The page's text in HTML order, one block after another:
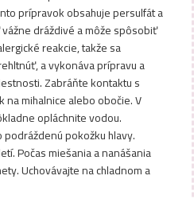
prípravok obsahuje persulfát a
dráždivé a môže spôsobiť
reakcie, takže sa
a vykonáva prípravu a
Zabráňte kontaktu s
mihalnice alebo obočie. V
opláchnite vodou.
pokožku hlavy.
Počas miešania a nanášania
Uchovávajte na chladnom a